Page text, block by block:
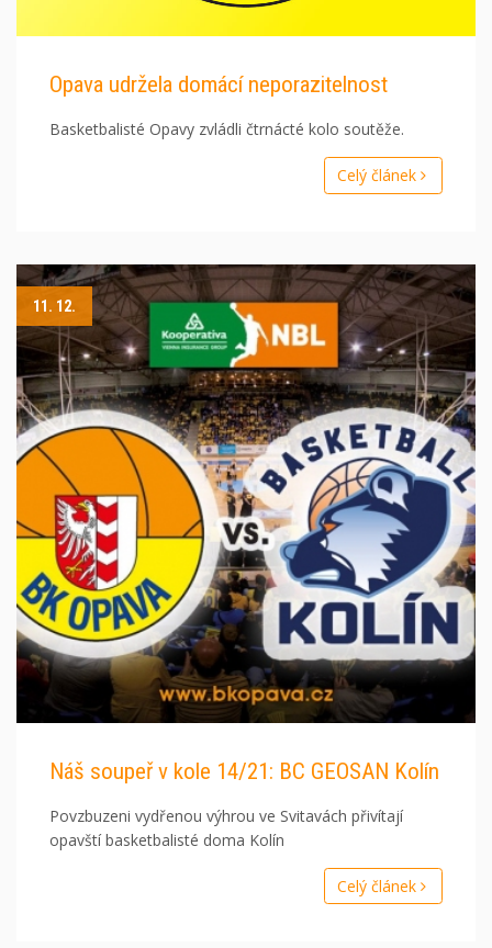
Opava udržela domácí neporazitelnost
Basketbalisté Opavy zvládli čtrnácté kolo soutěže.
Celý článek
11. 12.
Náš soupeř v kole 14/21: BC GEOSAN Kolín
Povzbuzeni vydřenou výhrou ve Svitavách přivítají
opavští basketbalisté doma Kolín
Celý článek